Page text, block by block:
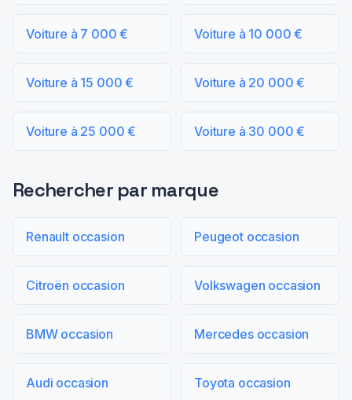
Voiture à 7 000 € Voiture à 10 000 €
Voiture à 15 000 € Voiture à 20 000 €
Voiture à 25 000 € Voiture à 30 000 €
Rechercher par marque
Renault occasion Peugeot occasion
Citroën occasion Volkswagen occasion
BMW occasion Mercedes occasion
Audi occasion Toyota occasion